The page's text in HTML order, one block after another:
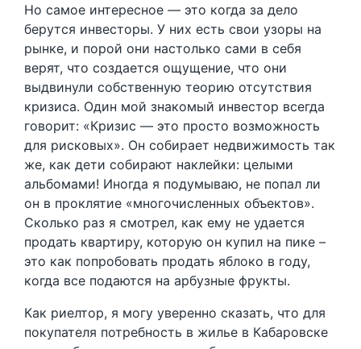
Но самое интересное — это когда за дело
берутся инвесторы. У них есть свои узоры на
рынке, и порой они настолько сами в себя
верят, что создается ощущение, что они
выдвинули собственную теорию отсутствия
кризиса. Один мой знакомый инвестор всегда
говорит: «Кризис — это просто возможность
для рисковых». Он собирает недвижимость так
же, как дети собирают наклейки: целыми
альбомами! Иногда я подумываю, не попал ли
он в проклятие «многочисленных объектов».
Сколько раз я смотрел, как ему не удается
продать квартиру, которую он купил на пике –
это как попробовать продать яблоко в году,
когда все подаются на арбузные фрукты.
Как риелтор, я могу уверенно сказать, что для
покупателя потребность в жилье в Кабаровске